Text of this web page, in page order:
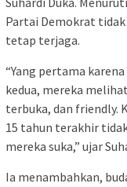
Partai Demokrat
tetap terjaga.
“Yang pertama
kedua, mereka
terbuka, dan friendly.
15 tahun terakhir
mereka suka,” ujar
Ia menambahkan,